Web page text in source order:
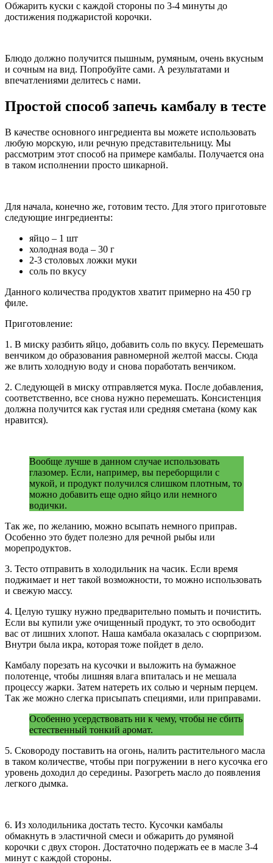
Обжарить куски с каждой стороны по 3-4 минуты до
достижения поджаристой корочки.
Блюдо должно получится пышным, румяным, очень вкусным
и сочным на вид. Попробуйте сами. А результатами и
впечатлениями делитесь с нами.
Простой способ запечь камбалу в тесте
В качестве основного ингредиента вы можете использовать
любую морскую, или речную представительницу. Мы
рассмотрим этот способ на примере камбалы. Получается она
в таком исполнении просто шикарной.
Для начала, конечно же, готовим тесто. Для этого приготовьте
следующие ингредиенты:
яйцо – 1 шт
холодная вода – 30 г
2-3 столовых ложки муки
соль по вкусу
Данного количества продуктов хватит примерно на 450 гр
филе.
Приготовление:
1. В миску разбить яйцо, добавить соль по вкусу. Перемешать
венчиком до образования равномерной желтой массы. Сюда
же влить холодную воду и снова поработать венчиком.
2. Следующей в миску отправляется мука. После добавления,
соответственно, все снова нужно перемешать. Консистенция
должна получится как густая или средняя сметана (кому как
нравится).
Вообще лучше в данном случае использовать
глазомер. Если, например, вы переборщили с
мукой, и продукт получился слишком плотным, то
можно добавить еще одно яйцо или немного
водички.
Так же, по желанию, можно всыпать немного приправ.
Особенно это будет полезно для речной рыбы или
морепродуктов.
3. Тесто отправить в холодильник на часик. Если время
поджимает и нет такой возможности, то можно использовать
и свежую массу.
4. Целую тушку нужно предварительно помыть и почистить.
Если вы купили уже очищенный продукт, то это освободит
вас от лишних хлопот. Наша камбала оказалась с сюрпризом.
Внутри была икра, которая тоже пойдет в дело.
Камбалу порезать на кусочки и выложить на бумажное
полотенце, чтобы лишняя влага впиталась и не мешала
процессу жарки. Затем натереть их солью и черным перцем.
Так же можно слегка присыпать специями, или приправами.
Особенно усердствовать ни к чему, чтобы не сбить
естественный тонкий аромат.
5. Сковороду поставить на огонь, налить растительного масла
в таком количестве, чтобы при погружении в него кусочка его
уровень доходил до середины. Разогреть масло до появления
легкого дымка.
6. Из холодильника достать тесто. Кусочки камбалы
обмакнуть в эластичной смеси и обжарить до румяной
корочки с двух сторон. Достаточно подержать ее в масле 3-4
минут с каждой стороны.